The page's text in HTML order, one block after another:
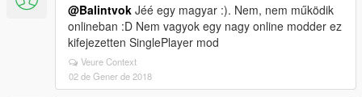
@Balintvok Jéé egy magyar :). Nem, nem működik
onlineban :D Nem vagyok egy nagy online modder ez
kifejezetten SinglePlayer mod
Veure Context
02 de Gener de 2018